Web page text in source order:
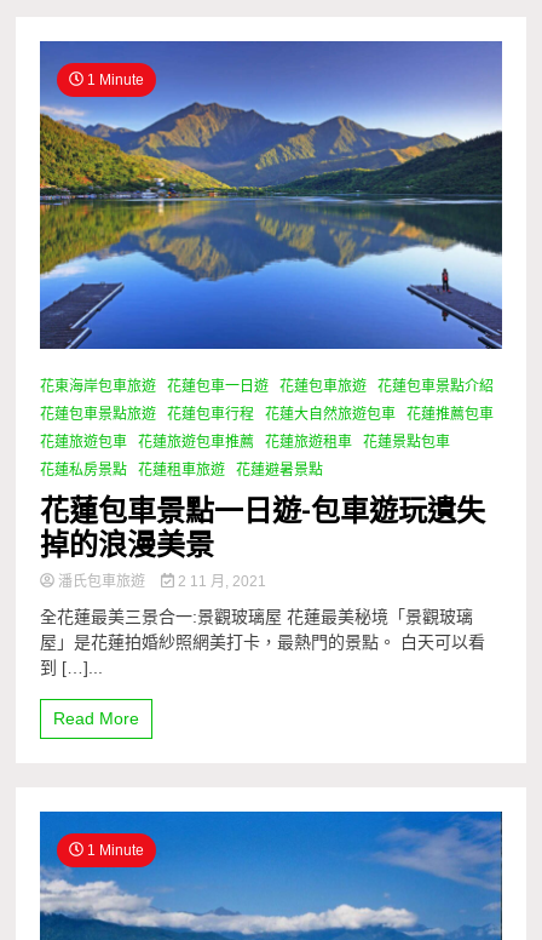
1 Minute
花東海岸包車旅遊 花蓮包車一日遊 花蓮包車旅遊
花蓮包車景點介紹
花蓮包車景點旅遊
花蓮包車行程 花蓮大自然旅遊包車
花蓮推薦包車
花蓮旅遊包車
花蓮旅遊包車推薦 花蓮旅遊租車
花蓮景點包車
花蓮私房景點
花蓮租車旅遊 花蓮避暑景點
花蓮包車景點一日遊-包車遊玩遺失
掉的浪漫美景
潘氏包車旅遊 2 11 月, 2021
全花蓮最美三景合一:景觀玻璃屋 花蓮最美秘境「景觀玻璃
屋」是花蓮拍婚紗照網美打卡，最熱門的景點。 白天可以看
到 […]...
Read More
1 Minute